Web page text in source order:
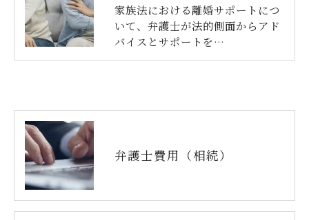
家族法における離婚サポートにつ
いて、弁護士が法的側面からアド
バイスとサポートを…
弁護士費用（相続）